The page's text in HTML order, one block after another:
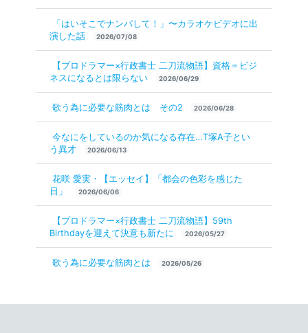
「はいそこでナンパして！」〜カラオケビデオに出
演した話
2026/07/08
【プロドラマー×行政書士 二刀流物語】資格＝ビジ
ネスになるとは限らない
2026/06/29
歌う為に必要な筋肉とは その2 2026/06/28
今なにをしているのか気になる存在…T塚A子とい
う異才
2026/06/13
花咲 愛実・【エッセイ】「都会の色彩を感じた
日」
2026/06/06
【プロドラマー×行政書士 二刀流物語】59th
Birthdayを迎えて決意も新たに
2026/05/27
歌う為に必要な筋肉とは 2026/05/26